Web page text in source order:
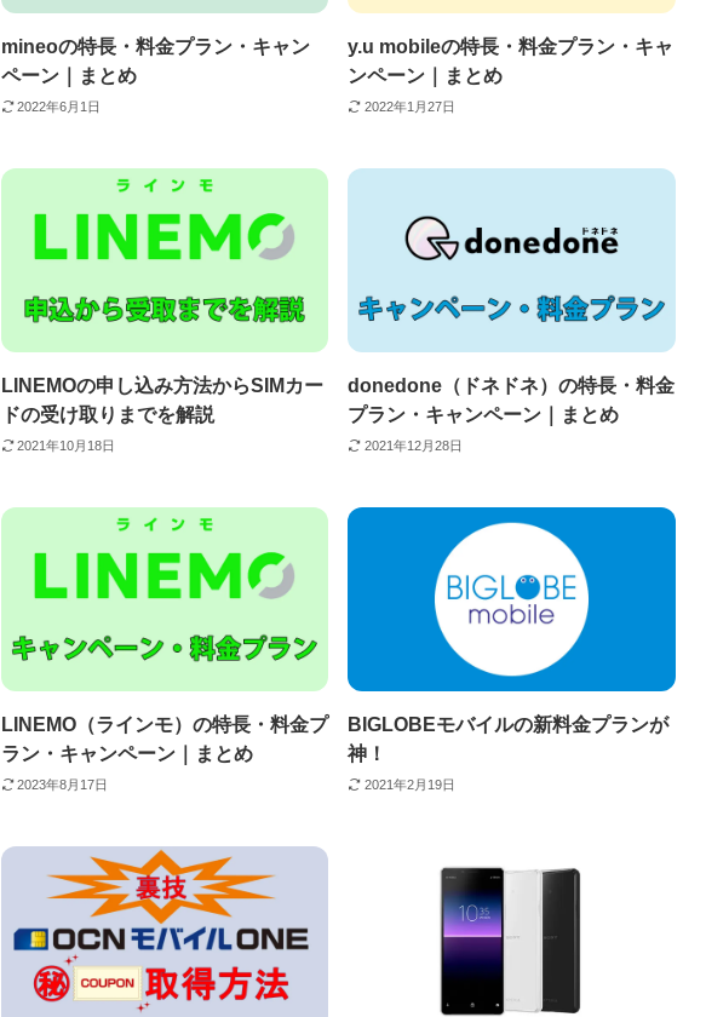
mineoの特長・料金プラン・キャン
ペーン｜まとめ
2022年6月1日
y.u mobileの特長・料金プラン・キャ
ンペーン｜まとめ
2022年1月27日
LINEMOの申し込み方法からSIMカー
ドの受け取りまでを解説
2021年10月18日
donedone（ドネドネ）の特長・料金
プラン・キャンペーン｜まとめ
2021年12月28日
LINEMO（ラインモ）の特長・料金プ
ラン・キャンペーン｜まとめ
2023年8月17日
BIGLOBEモバイルの新料金プランが
神！
2021年2月19日